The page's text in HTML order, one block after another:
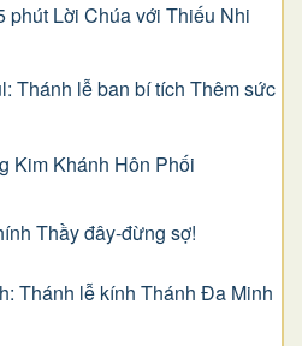
phút Lời Chúa với Thiếu Nhi
Thánh lễ ban bí tích Thêm sức
Kim Khánh Hôn Phối
Thầy đây-đừng sợ!
Thánh lễ kính Thánh Đa Minh